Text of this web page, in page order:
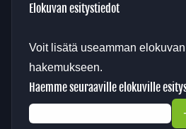
Elokuvan esitystiedot
Voit lisätä useamman
hakemukseen.
Haemme seuraaville elokuville